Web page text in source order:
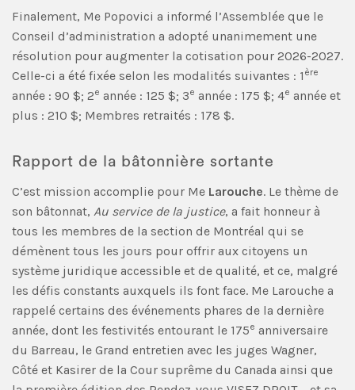
Finalement, Me Popovici a informé l’Assemblée que le
Conseil d’administration a adopté unanimement une
résolution pour augmenter la cotisation pour 2026-2027.
Celle-ci a été fixée selon les modalités suivantes : 1 ère
année : 90 $; 2e année : 125 $; 3e année : 175 $; 4e année et
plus : 210 $; Membres retraités : 178 $.
Rapport de la bâtonnière sortante
C’est mission accomplie pour Me Larouche. Le thème de
son bâtonnat, Au service de la justice, a fait honneur à
tous les membres de la section de Montréal qui se
démènent tous les jours pour offrir aux citoyens un
système juridique accessible et de qualité, et ce, malgré
les défis constants auxquels ils font face. Me Larouche a
rappelé certains des événements phares de la dernière
année, dont les festivités entourant le 175e anniversaire
du Barreau, le Grand entretien avec les juges Wagner,
Côté et Kasirer de la Cour suprême du Canada ainsi que